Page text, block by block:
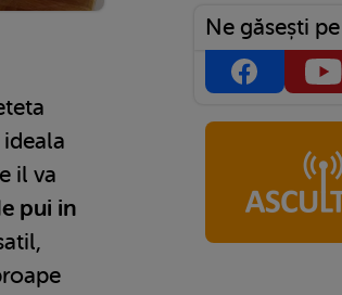
il va
pui in
Ne găsești pe